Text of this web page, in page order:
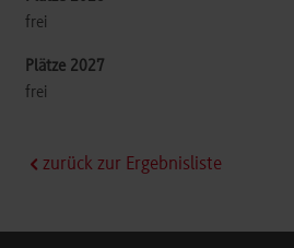
frei
frei
zurück zur Ergebnisliste